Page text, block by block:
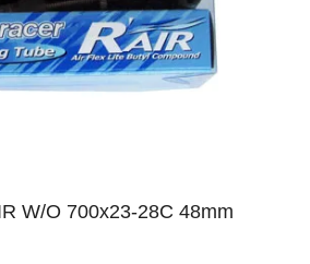
W/O 700x23-28C 48mm